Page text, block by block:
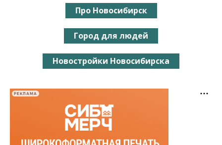
Про Новосибирск
Город для людей
Новостройки Новосибирска
РЕКЛАМА